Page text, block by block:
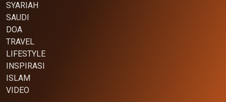
SYARIAH
SAUDI
DOA
TRAVEL
LIFESTYLE
INSPIRASI
ISLAM
VIDEO